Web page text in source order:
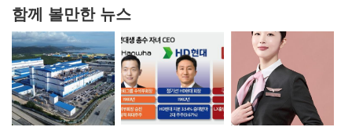
함께 볼만한 뉴스